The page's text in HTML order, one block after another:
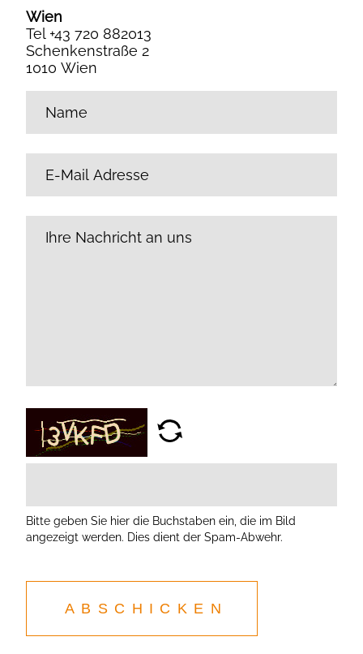
Wien
Tel +43 720 882013
Schenkenstraße 2
1010 Wien
Bitte geben Sie hier die Buchstaben ein, die im Bild
angezeigt werden. Dies dient der Spam-Abwehr.
ABSCHICKEN